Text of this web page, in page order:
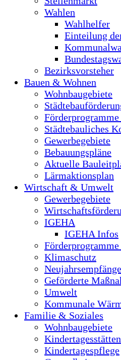
Wahlen
Wahlhelfer
Einteilung
Bezirksvorsteher
Bauen & Wohnen
Wohnbaugebiete
Städtebauliches
Gewerbegebiete
Bebauungspläne
Aktuelle
Lärmaktionsplan
Wirtschaft & Umwelt
Gewerbegebiete
IGEHA
IGEHA Infos
Klimaschutz
Neujahrsempfänge
Geförderte
Umwelt
Kommunale
Familie & Soziales
Wohnbaugebiete
Kindertagespflege